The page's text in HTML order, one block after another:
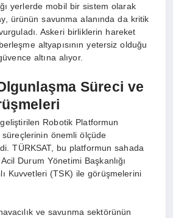
yerlerde mobil bir sistem olarak
ürünün savunma alanında da kritik
Askeri birliklerin hareket
altyapısının yetersiz olduğu
altına alıyor.
Süreci ve
Robotik Platformun
süreçlerinin önemli ölçüde
TÜRKSAT, bu platformun sahada
Durum Yönetimi Başkanlığı
Kuvvetleri (TSK) ile görüşmelerini
ve savunma sektörünün